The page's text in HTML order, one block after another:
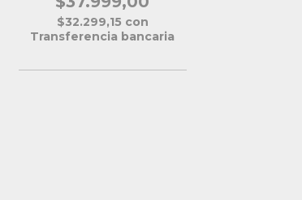
$32.299,15 con
Transferencia bancaria